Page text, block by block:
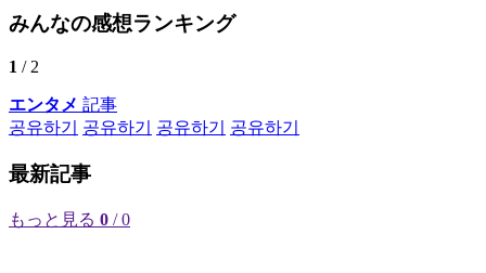
みんなの感想ランキング
1 / 2
エンタメ 記事
공유하기
공유하기 공유하기 공유하기
最新記事
もっと見る 0 / 0